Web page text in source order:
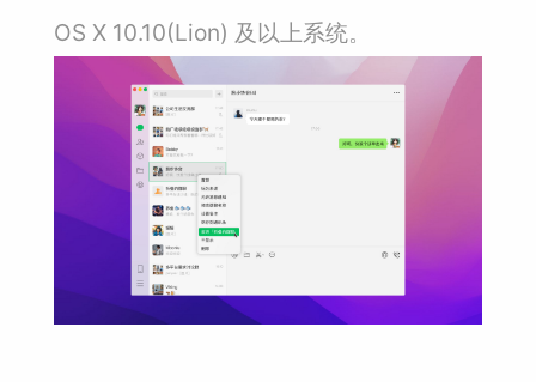
OS X 10.10(Lion) 及以上系统。